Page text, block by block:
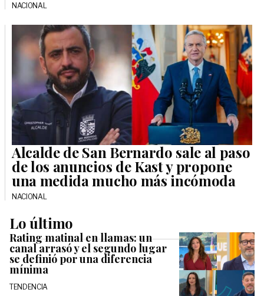
NACIONAL
Alcalde de San Bernardo sale al paso
de los anuncios de Kast y propone
una medida mucho más incómoda
NACIONAL
Lo último
Rating matinal en llamas: un
canal arrasó y el segundo lugar
se definió por una diferencia
mínima
TENDENCIA